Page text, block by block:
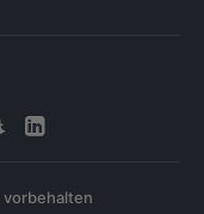
vorbehalten